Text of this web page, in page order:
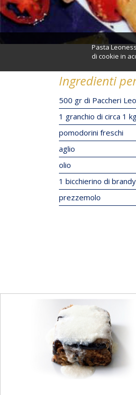
Pasta
di cookie in
Ingredienti
500 gr di Paccheri
1 granchio di circa 1
pomodorini freschi
aglio
olio
1 bicchierino di brandy
prezzemolo